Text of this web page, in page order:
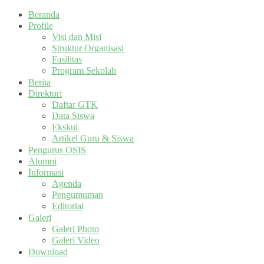
Beranda
Profile
Visi dan Misi
Struktur Organisasi
Fasilitas
Program Sekolah
Berita
Direktori
Daftar GTK
Data Siswa
Ekskul
Artikel Guru & Siswa
Pengurus OSIS
Alumni
Informasi
Agenda
Pengumuman
Editorial
Galeri
Galeri Photo
Galeri Video
Download